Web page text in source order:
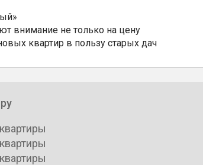
внимание не только на цену
квартир в пользу старых дач